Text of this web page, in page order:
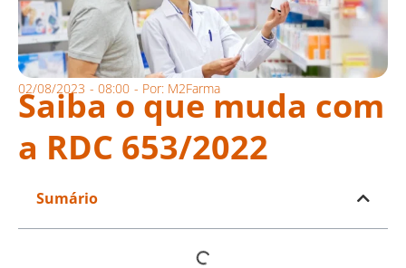
02/08/2023 - 08:00 - Por: M2Farma
Saiba o que muda com
a RDC 653/2022
Sumário